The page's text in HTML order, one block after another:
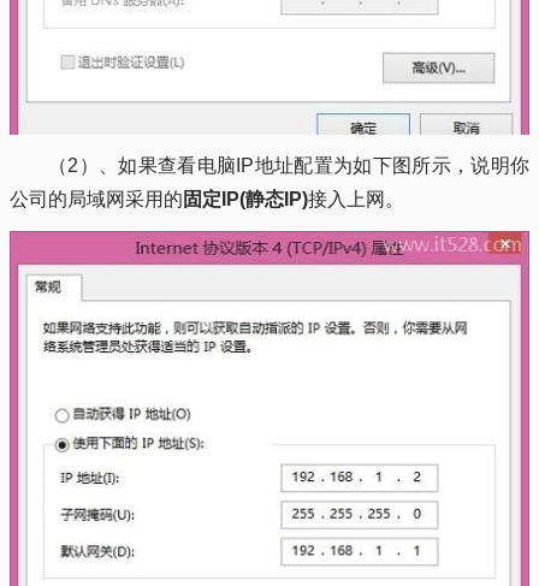
（2）、如果查看电脑IP地址配置为如下图所示，说明你
公司的局域网采用的 固定IP(静态IP)接入上网。